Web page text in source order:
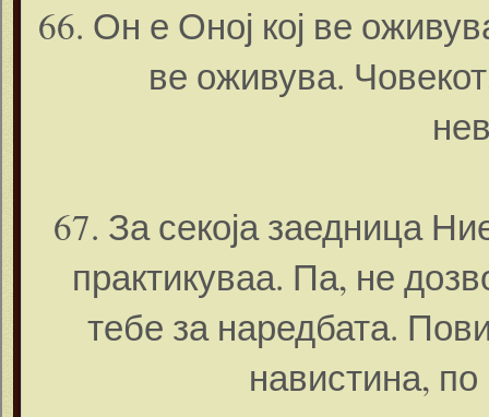
66. Он е Оној кој ве
ве оживува.
67. За секоја заедница
практикуваа. Па, не
тебе за наредбата.
навистина, по